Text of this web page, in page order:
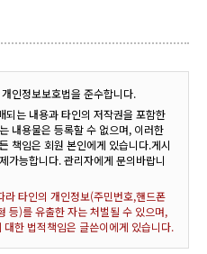
인정보보호법을 준수합니다.
되는 내용과 타인의 저작권을 포함한
내용물은 등록할 수 없으며, 이러한
책임은 회원 본인에게 있습니다.게시
가능합니다. 관리자에게 문의바랍니
타인의 개인정보(주민번호,핸드폰
등)를 유출한 자는 처벌될 수 있으며,
한 법적책임은 글쓴이에게 있습니다.